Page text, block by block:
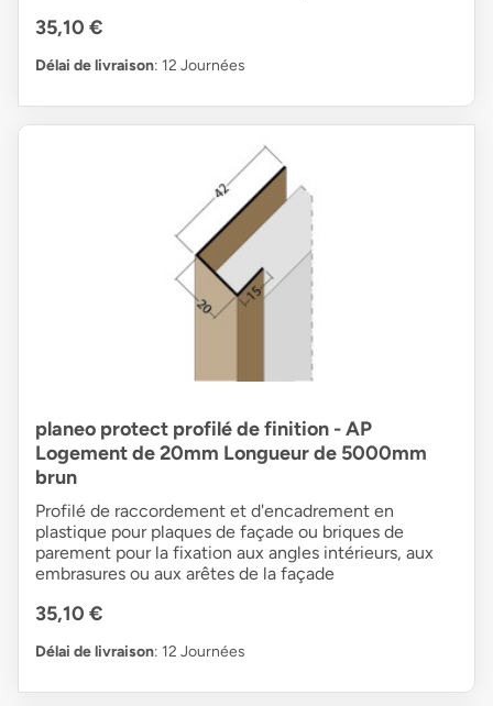
35,10 €
Délai de livraison: 12 Journées
planeo protect profilé de finition - AP
Logement de 20mm Longueur de 5000mm
brun
Profilé de raccordement et d'encadrement en
plastique pour plaques de façade ou briques de
parement pour la fixation aux angles intérieurs, aux
embrasures ou aux arêtes de la façade
35,10 €
Délai de livraison: 12 Journées